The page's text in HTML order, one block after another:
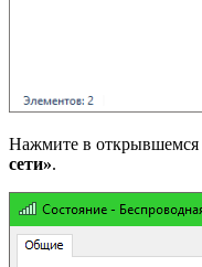
Нажмите в открывшемся
сети».